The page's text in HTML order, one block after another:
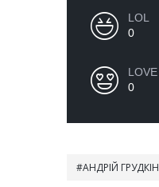
0
LOL
0
LOVE
АНДРІЙ ГРУДКІН